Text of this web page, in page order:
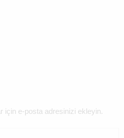
için e-posta adresinizi ekleyin.